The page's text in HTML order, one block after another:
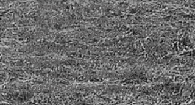
inmediaciones de la posada.
Ya sea de cerca o de lejos, de
entonces o de ahora, el Eichhof es
un lugar para todas las personas
que aprecian, disfrutan o quieren
conocer la naturaleza, la
tranquilidad y el estilo de vida alpino.